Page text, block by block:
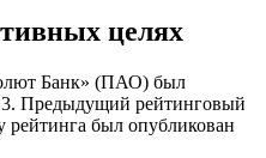
целях
Банк» (ПАО) был
Предыдущий рейтинговый
рейтинга был опубликован